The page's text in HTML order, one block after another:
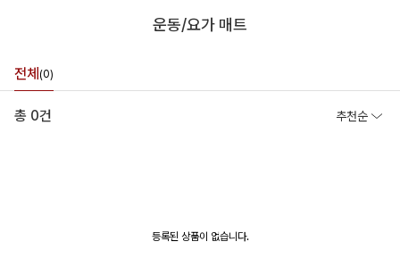
운동/요가 매트
전체 (0)
총 0건 추천순
등록된 상품이 없습니다.